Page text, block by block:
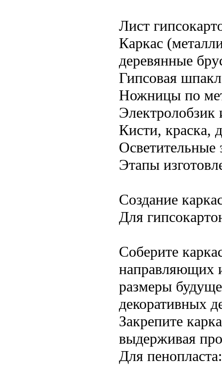
Лист
Каркас
деревянные
Гипсовая
Ножницы по
Электролобзик
Кисти, краска,
Этапы
Создание
Для
Соберите
направляющих
размеры
декоративных
Закрепите
выдерживая
Для пенопласта: